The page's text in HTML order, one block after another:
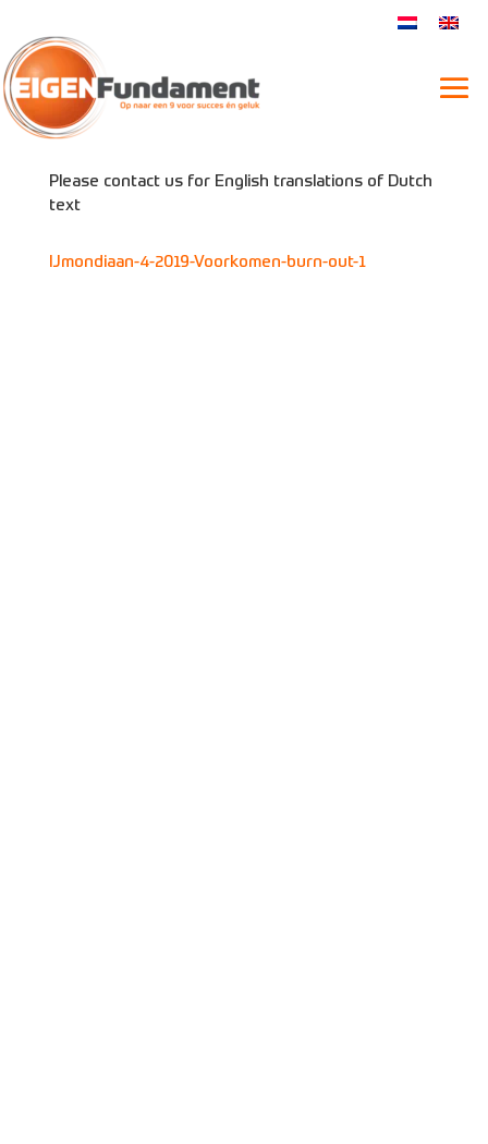
Hoe voorkom je burn-outs?
Please contact us for English translations of Dutch
text
IJmondiaan-4-2019-Voorkomen-burn-out-1